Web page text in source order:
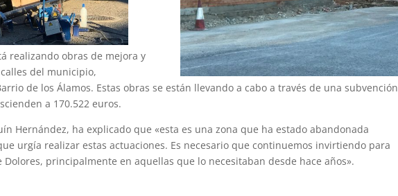
realizando obras de mejora y
del municipio,
de los Álamos. Estas obras se están llevando a cabo a través de una subvención
a 170.522 euros.
Hernández, ha explicado que «esta es una zona que ha estado abandonada
urgía realizar estas actuaciones. Es necesario que continuemos invirtiendo para
principalmente en aquellas que lo necesitaban desde hace años».